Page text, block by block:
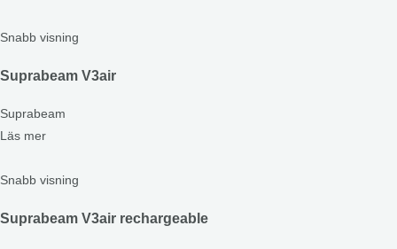
Snabb visning
Suprabeam V3air
Suprabeam
Läs mer
Snabb visning
Suprabeam V3air rechargeable